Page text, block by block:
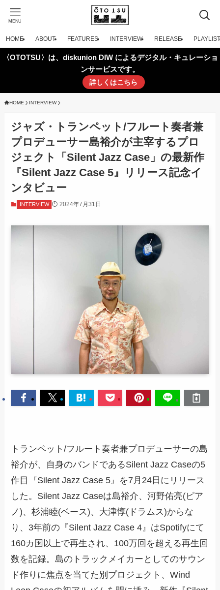
MENU
HOME ABOUT FEATURES INTERVIEW RELEASE PLAYLIST
〈OTOTSU〉は、diskunion DIW によるデジタル・キュレーショ
ンサービスです。
詳しくはこちら
HOME INTERVIEW
ジャズ・トランペット/フルート奏者兼
プロデューサー島裕介が主宰するプロ
ジェクト「Silent Jazz Case」の最新作
『Silent Jazz Case 5』リリース記念イ
ンタビュー
INTERVIEW 2024年7月31日
トランペット/フルート奏者兼プロデューサーの島
裕介が、自身のバンドであるSilent Jazz Caseの5
作目『Silent Jazz Case 5』を7月24日にリリース
した。Silent Jazz Caseは島裕介、河野佑亮(ピア
ノ)、杉浦睦(ベース)、大津惇(ドラムス)からな
り、3年前の『Silent Jazz Case 4』はSpotifyにて
160カ国以上で再生され、100万回を超える再生回
数を記録。島のトラックメイカーとしてのサウン
ド作りに焦点を当てた別プロジェクト、Wind